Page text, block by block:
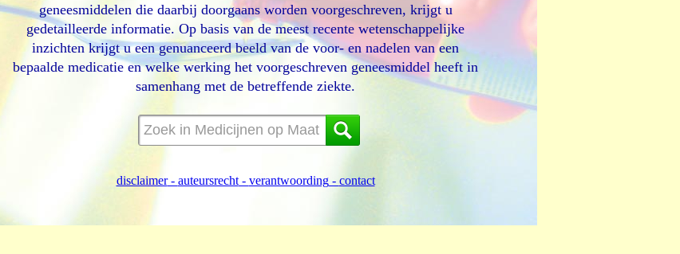
geneesmiddelen die daarbij doorgaans worden voorgeschreven, krijgt u
gedetailleerde informatie. Op basis van de meest recente wetenschappelijke
inzichten krijgt u een genuanceerd beeld van de voor- en nadelen van een
bepaalde medicatie en welke werking het voorgeschreven geneesmiddel heeft in
samenhang met de betreffende ziekte.
disclaimer- auteursrecht- verantwoording- contact